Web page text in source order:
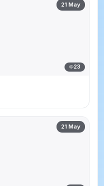
21 May
23
21 May